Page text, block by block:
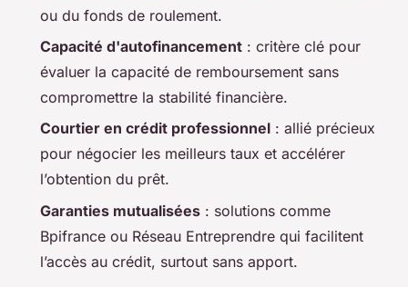
ou du fonds de roulement.
Capacité d'autofinancement : critère clé pour
évaluer la capacité de remboursement sans
compromettre la stabilité financière.
Courtier en crédit professionnel : allié précieux
pour négocier les meilleurs taux et accélérer
l’obtention du prêt.
Garanties mutualisées : solutions comme
Bpifrance ou Réseau Entreprendre qui facilitent
l’accès au crédit, surtout sans apport.